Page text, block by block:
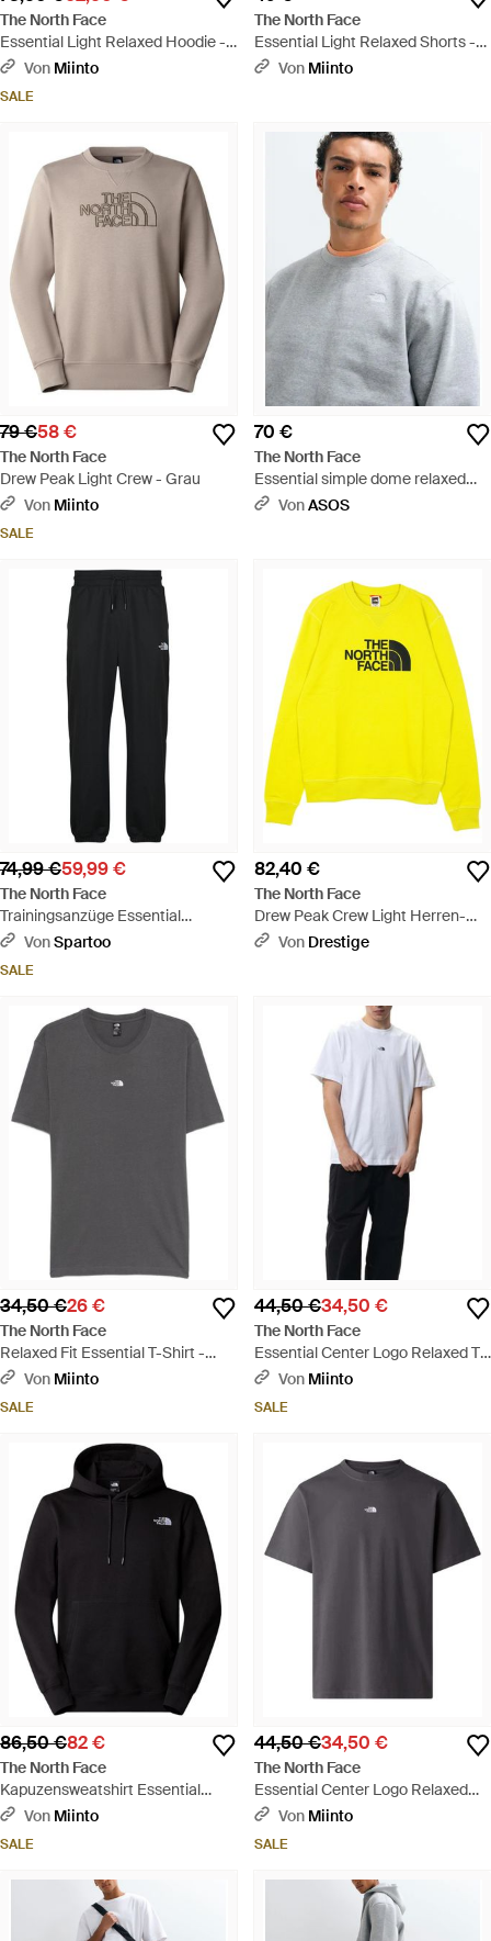
The North Face
Essential Light Relaxed Hoodie -
BlauVon Miinto
SALE
The North Face
Essential Light Relaxed Shorts -
GrauVon Miinto
79 €58 €
The North Face
Drew Peak Light Crew - Grau
Von Miinto
SALE
70 €
The North Face
Essential simple dome relaxed
sweatshirt - Grau
VonASOS
74,99 €59,99 €
The North Face
Trainingsanzüge Essential
Relaxed Straight Jogger -
VonSpartoo
SALE
82,40 €
The North Face
Drew Peak Crew Light Herren-
Sweatshirt Mit
Von Drestige
34,50 €26 €
The North Face
Relaxed Fit Essential T-Shirt -
GrauVon Miinto
SALE
44,50 €34,50 €
The North Face
Essential Center Logo Relaxed T-
Shirt - Blau
Von Miinto
SALE
86,50 €82 €
The North Face
Kapuzensweatshirt Essential
Kapuzenpulli - Schwarz
Von Miinto
SALE
44,50 €34,50 €
The North Face
Essential Center Logo Relaxed
Tee - Schwarz
Von Miinto
SALE